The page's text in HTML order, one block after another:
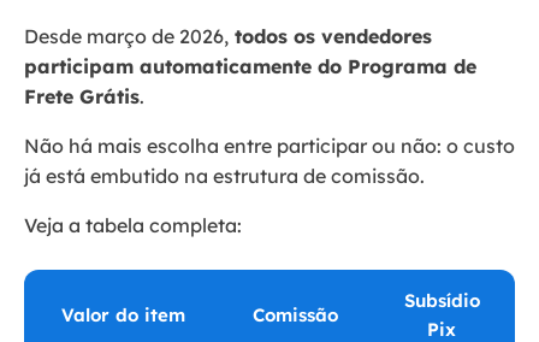
Desde março de 2026, todos os vendedores
participam automaticamente do Programa de
Frete Grátis.
Não há mais escolha entre participar ou não: o custo
já está embutido na estrutura de comissão.
Veja a tabela completa:
Valor do item Comissão
Subsídio
Pix